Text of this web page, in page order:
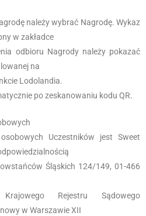
należy wybrać Nagrodę. Wykaz
w zakładce
odbioru Nagrody należy pokazać
na
Lodolandia.
po zeskanowaniu kodu QR.
Uczestników jest Sweet
Śląskich 124/149, 01-466
Rejestru Sądowego
w Warszawie XII